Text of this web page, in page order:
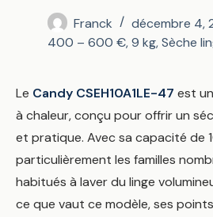
Franck
décembre 4,
400 – 600 €,9 kg,Sèche
Le Candy CSEH10A1LE-47 est
à chaleur, conçu pour offrir un
et pratique. Avec sa capacité de
particulièrement les familles
habitués à laver du linge
ce que vaut ce modèle, ses